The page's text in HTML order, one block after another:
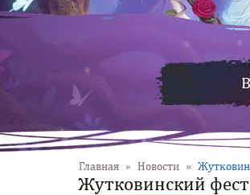
Главная » Новости »
Жутковинский